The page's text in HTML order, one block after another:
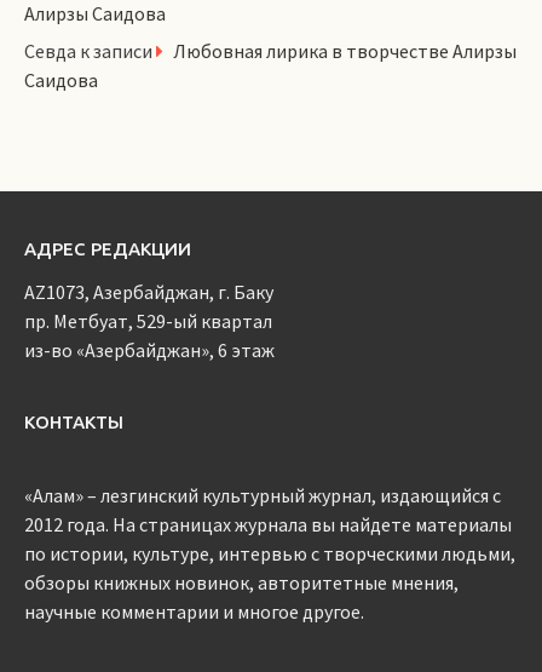
Алирзы Саидова
Севда к записи
Любовная лирика в творчестве Алирзы
Саидова
АДРЕС РЕДАКЦИИ
AZ1073, Азербайджан, г. Баку
пр. Метбуат, 529-ый квартал
из-во «Азербайджан», 6 этаж
КОНТАКТЫ
«Алам» – лезгинский культурный журнал, издающийся с
2012 года. На страницах журнала вы найдете материалы
по истории, культуре, интервью с творческими людьми,
обзоры книжных новинок, авторитетные мнения,
научные комментарии и многое другое.